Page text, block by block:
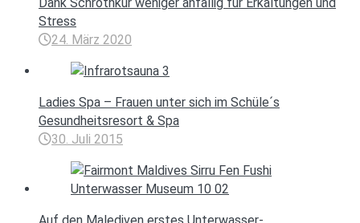
Stress
24. März 2020
Ladies Spa – Frauen unter sich im Schüle´s
Gesundheitsresort & Spa
30. Juli 2015
Auf den Malediven erstes Unterwasser-